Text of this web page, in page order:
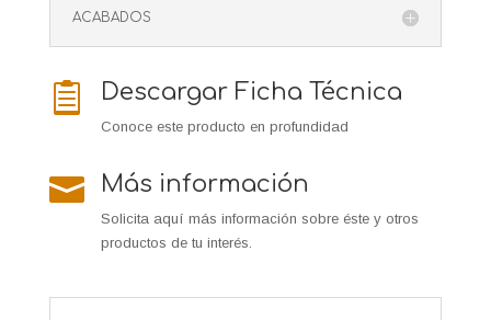
ACABADOS
 Descargar Ficha Técnica
Conoce este producto en profundidad
 Más información
Solicita aquí más información sobre éste y otros
productos de tu interés.